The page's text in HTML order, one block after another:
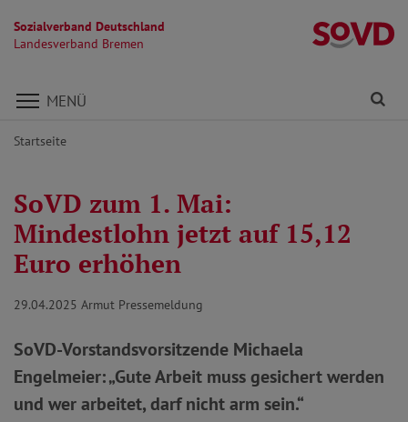
Sozialverband Deutschland
Landesverband Bremen
Direkt zu den Inhalten springen
MENÜ
Startseite
SoVD zum 1. Mai:
Mindestlohn jetzt auf 15,12
Euro erhöhen
29.04.2025 Armut Pressemeldung
SoVD-Vorstandsvorsitzende Michaela
Engelmeier: „Gute Arbeit muss gesichert werden
und wer arbeitet, darf nicht arm sein.“